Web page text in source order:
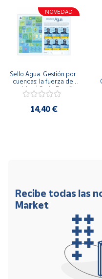
NOVEDAD
Sello Agua. Gestión por
cuencas: la fuerza de
una idea.| Serie España
ES| Pliego Premium
14,40 €
Recibe todas las
Market